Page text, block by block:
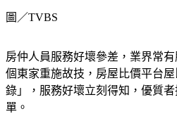
圖／TVBS
房仲人員服務好壞參差，業界常
個東家重施故技，房屋比價平台
錄」，服務好壞立刻得知，優質
單。